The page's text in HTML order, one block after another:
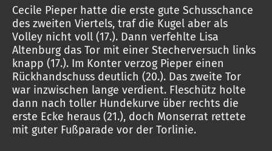
Cecile Pieper hatte die erste gute Schusschance
des zweiten Viertels, traf die Kugel aber als
Volley nicht voll (17.). Dann verfehlte Lisa
Altenburg das Tor mit einer Stecherversuch links
knapp (17.). Im Konter verzog Pieper einen
Rückhandschuss deutlich (20.). Das zweite Tor
war inzwischen lange verdient. Fleschütz holte
dann nach toller Hundekurve über rechts die
erste Ecke heraus (21.), doch Monserrat rettete
mit guter Fußparade vor der Torlinie.